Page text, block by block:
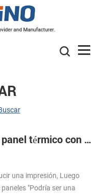
¿Qué es una impresora de panel térmico con cortador automático?
una impresión, Luego
"Podría ser una